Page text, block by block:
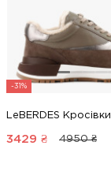
-31%
LeBERDES Кросівки
3429 ₴ 4950 ₴